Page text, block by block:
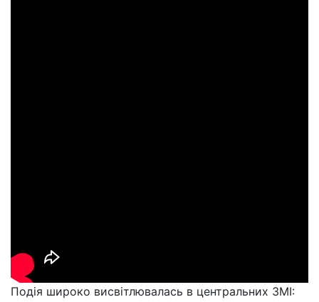
Подія широко висвітлювалась в центральних ЗМІ: